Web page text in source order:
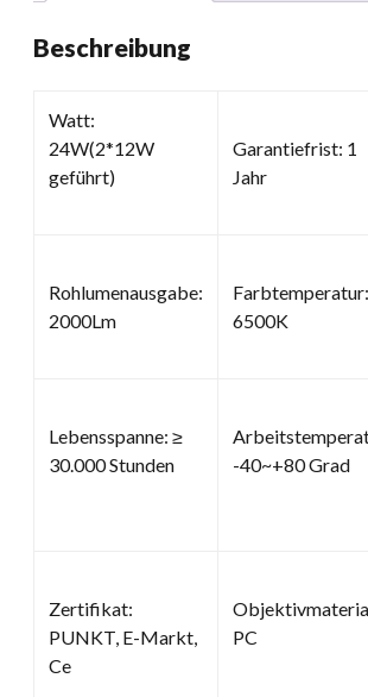
Beschreibung
Watt:
24W(2*12W
geführt)
Garantiefrist: 1
Jahr
Rohlumenausgabe:
2000Lm
Farbtemperatur:
6500K
Lebensspanne: ≥
30.000 Stunden
-40~+80 Grad
Zertifikat:
PUNKT, E-Markt,
Ce
PC